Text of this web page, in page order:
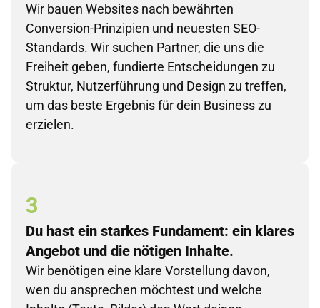
Wir bauen Websites nach bewährten
Conversion-Prinzipien und neuesten SEO-
Standards. Wir suchen Partner, die uns die
Freiheit geben, fundierte Entscheidungen zu
Struktur, Nutzerführung und Design zu treffen,
um das beste Ergebnis für dein Business zu
erzielen.
3
Du hast ein starkes Fundament: ein klares
Angebot und die nötigen Inhalte.
Wir benötigen eine klare Vorstellung davon,
wen du ansprechen möchtest und welche